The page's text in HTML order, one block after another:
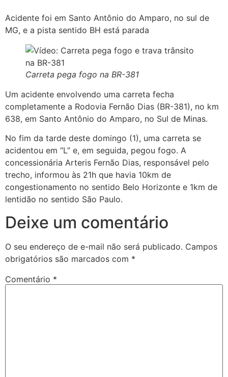
Acidente foi em Santo Antônio do Amparo, no sul de
MG, e a pista sentido BH está parada
Carreta pega fogo na BR-381
Um acidente envolvendo uma carreta fecha
completamente a Rodovia Fernão Dias (BR-381), no km
638, em Santo Antônio do Amparo, no Sul de Minas.
No fim da tarde deste domingo (1), uma carreta se
acidentou em “L” e, em seguida, pegou fogo. A
concessionária Arteris Fernão Dias, responsável pelo
trecho, informou às 21h que havia 10km de
congestionamento no sentido Belo Horizonte e 1km de
lentidão no sentido São Paulo.
Deixe um comentário
O seu endereço de e-mail não será publicado. Campos
obrigatórios são marcados com *
Comentário *